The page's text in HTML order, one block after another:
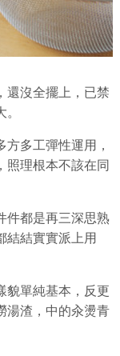
還沒全擺上，已禁
多工彈性運用，
照理根本不該在同
件都是再三深思熟
結結實實派上用
貌單純基本，反更
湯渣，中的汆燙青